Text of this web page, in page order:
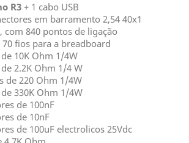
R3 + 1 cabo USB
em barramento 2,54 40x1
com 840 pontos de ligação
fios para a breadboard
10K Ohm 1/4W
2.2K Ohm 1/4 W
de 220 Ohm 1/4W
330K Ohm 1/4W
de 100nF
de 10nF
de 100uF electrolicos 25Vdc